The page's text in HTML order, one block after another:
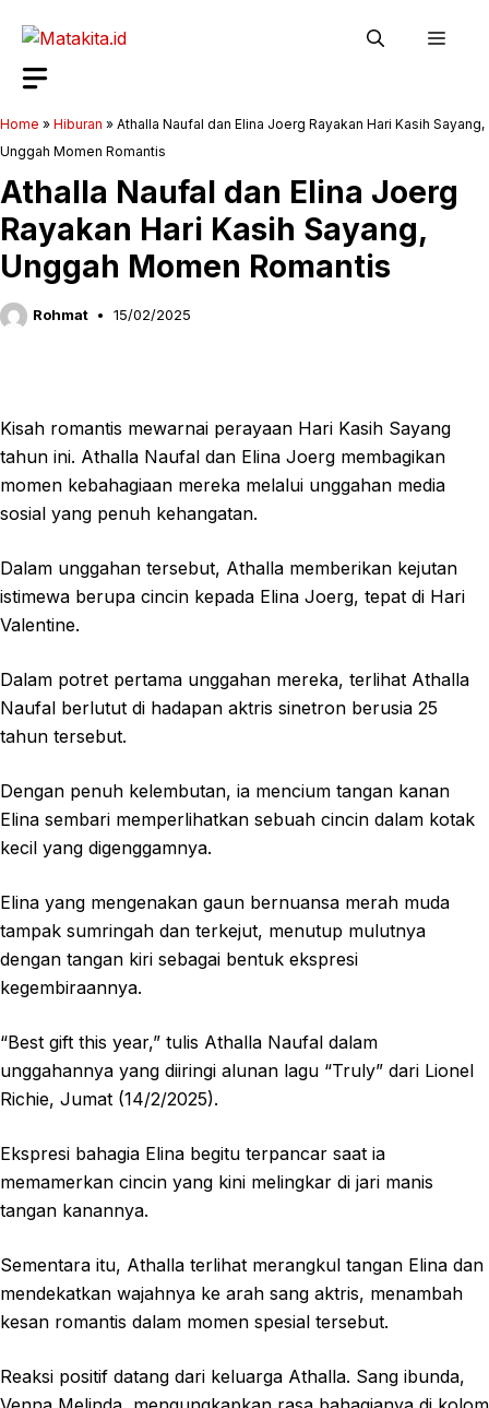
Home » Hiburan » Athalla Naufal dan Elina Joerg Rayakan Hari Kasih Sayang,
Unggah Momen Romantis
Athalla Naufal dan Elina Joerg
Rayakan Hari Kasih Sayang,
Unggah Momen Romantis
Rohmat 15/02/2025
Kisah romantis mewarnai perayaan Hari Kasih Sayang
tahun ini. Athalla Naufal dan Elina Joerg membagikan
momen kebahagiaan mereka melalui unggahan media
sosial yang penuh kehangatan.
Dalam unggahan tersebut, Athalla memberikan kejutan
istimewa berupa cincin kepada Elina Joerg, tepat di Hari
Valentine.
Dalam potret pertama unggahan mereka, terlihat Athalla
Naufal berlutut di hadapan aktris sinetron berusia 25
tahun tersebut.
Dengan penuh kelembutan, ia mencium tangan kanan
Elina sembari memperlihatkan sebuah cincin dalam kotak
kecil yang digenggamnya.
Elina yang mengenakan gaun bernuansa merah muda
tampak sumringah dan terkejut, menutup mulutnya
dengan tangan kiri sebagai bentuk ekspresi
kegembiraannya.
“Best gift this year,” tulis Athalla Naufal dalam
unggahannya yang diiringi alunan lagu “Truly” dari Lionel
Richie, Jumat (14/2/2025).
Ekspresi bahagia Elina begitu terpancar saat ia
memamerkan cincin yang kini melingkar di jari manis
tangan kanannya.
Sementara itu, Athalla terlihat merangkul tangan Elina dan
mendekatkan wajahnya ke arah sang aktris, menambah
kesan romantis dalam momen spesial tersebut.
Reaksi positif datang dari keluarga Athalla. Sang ibunda,